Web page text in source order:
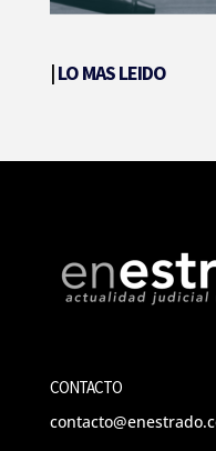
|LO MAS LEIDO
CONTACTO